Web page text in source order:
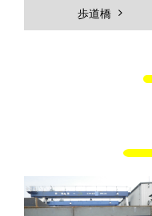
弊社の強み
歩道橋